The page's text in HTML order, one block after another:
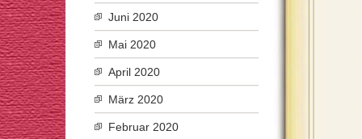
Juni 2020
Mai 2020
April 2020
März 2020
Februar 2020